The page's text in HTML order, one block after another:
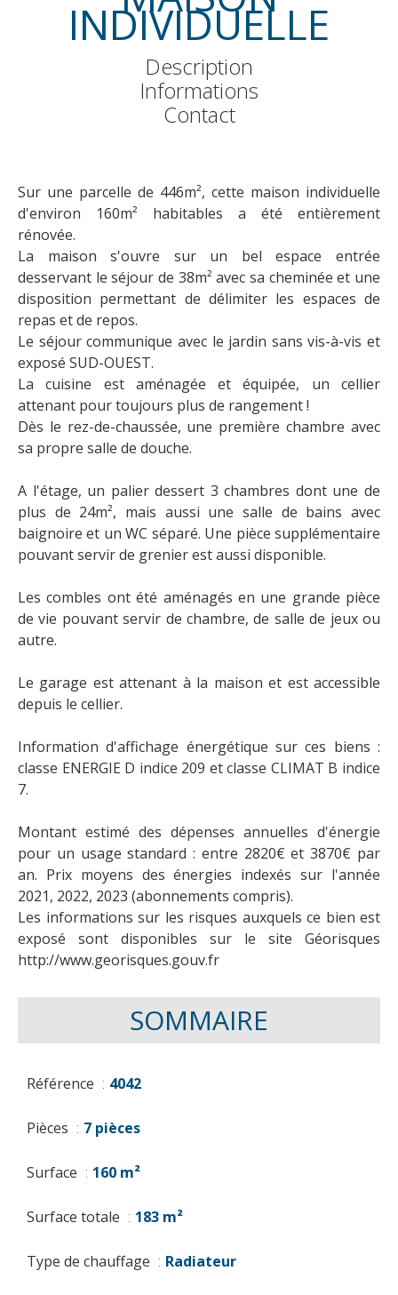
INDIVIDUELLE
Description
Informations
Contact
Sur une parcelle de 446m², cette maison individuelle
d'environ 160m² habitables a été entièrement
rénovée.
La maison s'ouvre sur un bel espace entrée
desservant le séjour de 38m² avec sa cheminée et une
disposition permettant de délimiter les espaces de
repas et de repos.
Le séjour communique avec le jardin sans vis-à-vis et
exposé SUD-OUEST.
La cuisine est aménagée et équipée, un cellier
attenant pour toujours plus de rangement !
Dès le rez-de-chaussée, une première chambre avec
sa propre salle de douche.
A l'étage, un palier dessert 3 chambres dont une de
plus de 24m², mais aussi une salle de bains avec
baignoire et un WC séparé. Une pièce supplémentaire
pouvant servir de grenier est aussi disponible.
Les combles ont été aménagés en une grande pièce
de vie pouvant servir de chambre, de salle de jeux ou
autre.
Le garage est attenant à la maison et est accessible
depuis le cellier.
Information d'affichage énergétique sur ces biens :
classe ENERGIE D indice 209 et classe CLIMAT B indice
7.
Montant estimé des dépenses annuelles d'énergie
pour un usage standard : entre 2820€ et 3870€ par
an. Prix moyens des énergies indexés sur l'année
2021, 2022, 2023 (abonnements compris).
Les informations sur les risques auxquels ce bien est
exposé sont disponibles sur le site Géorisques
http://www.georisques.gouv.fr
SOMMAIRE
Référence 4042
Pièces 7 pièces
Surface 160 m²
Surface totale 183 m²
Type de chauffage Radiateur